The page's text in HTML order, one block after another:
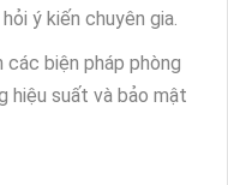
ý kiến chuyên gia.
các biện pháp phòng
hiệu suất và bảo mật